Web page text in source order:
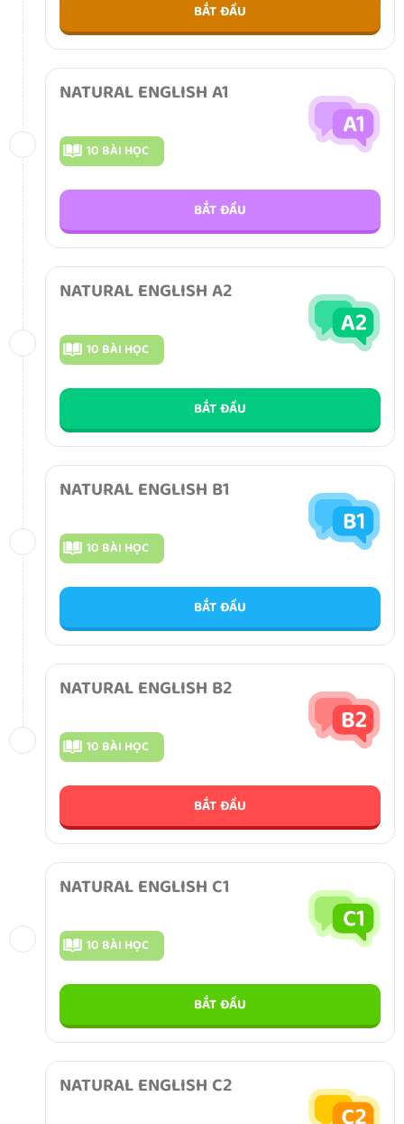
BẮT ĐẦU
NATURAL ENGLISH A1
10 BÀI HỌC
BẮT ĐẦU
NATURAL ENGLISH A2
10 BÀI HỌC
BẮT ĐẦU
NATURAL ENGLISH B1
10 BÀI HỌC
BẮT ĐẦU
NATURAL ENGLISH B2
10 BÀI HỌC
BẮT ĐẦU
NATURAL ENGLISH C1
10 BÀI HỌC
BẮT ĐẦU
NATURAL ENGLISH C2